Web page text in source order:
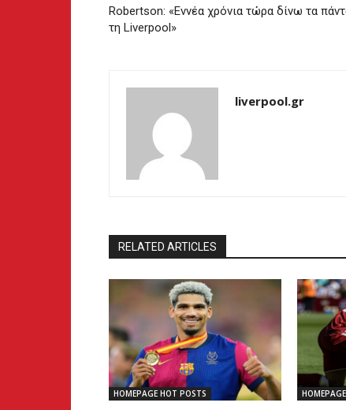
Robertson: «Εννέα χρόνια τώρα δίνω τα
τη Liverpool»
liverpool.gr
RELATED ARTICLES
HOMEPAGE HOT POSTS